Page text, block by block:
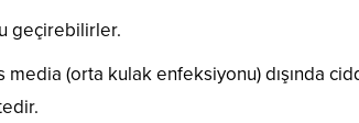
geçirebilirler.
media (orta kulak enfeksiyonu) dışında